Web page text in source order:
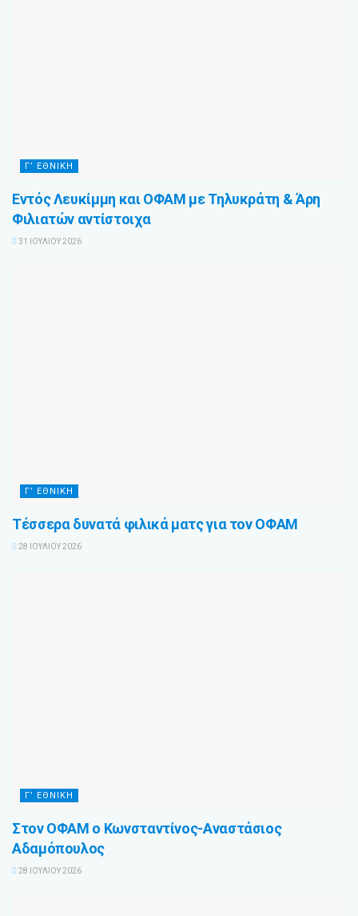
Γ’ ΕΘΝΙΚΉ
Εντός Λευκίμμη και ΟΦΑΜ με Τηλυκράτη & Άρη
Φιλιατών αντίστοιχα
31 ΙΟΥΛΊΟΥ 2026
Γ’ ΕΘΝΙΚΉ
Τέσσερα δυνατά φιλικά ματς για τον ΟΦΑΜ
28 ΙΟΥΛΊΟΥ 2026
Γ’ ΕΘΝΙΚΉ
Στον ΟΦΑΜ ο Κωνσταντίνος-Αναστάσιος
Αδαμόπουλος
28 ΙΟΥΛΊΟΥ 2026